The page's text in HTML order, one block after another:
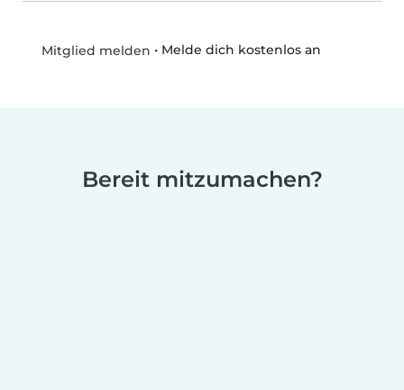
Mitglied melden • Melde dich kostenlos an
Bereit mitzumachen?